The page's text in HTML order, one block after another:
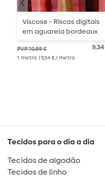
Viscose - Riscas digitais
em aguarela bordeaux
PVP 10,99 €
1 metro | 9,34 € / metro
Tecidos para o dia a dia
Tecidos de algodão
Tecidos de linho